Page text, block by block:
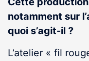
notamment sur
quoi s’agit-il ?
L’atelier « fil